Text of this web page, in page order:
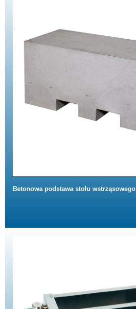
Betonowa podstawa stołu wstrząsowego